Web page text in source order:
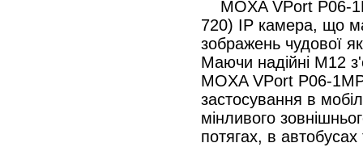
MOXA VPort P06-
720) IP камера, що
зображень чудової
Маючи надійні M12
MOXA VPort P06-
застосування в
мінливого
потягах, в